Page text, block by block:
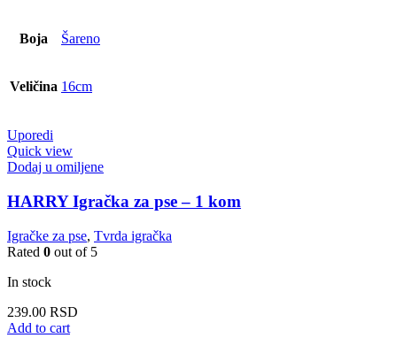
Boja Šareno
Veličina 16cm
Uporedi
Quick view
Dodaj u omiljene
HARRY Igračka za pse – 1 kom
Igračke za pse, Tvrda igračka
Rated 0 out of 5
In stock
239.00 RSD
Add to cart